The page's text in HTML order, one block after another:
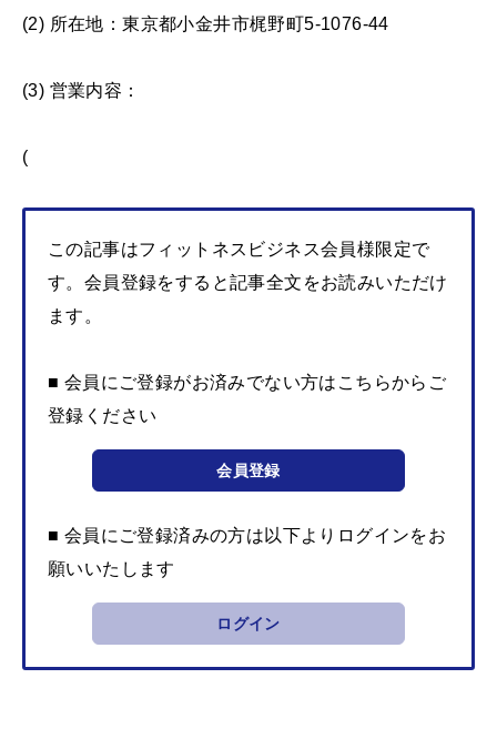
(2) 所在地：東京都小金井市梶野町5-1076-44
(3) 営業内容：
(
この記事はフィットネスビジネス会員様限定で
す。会員登録をすると記事全文をお読みいただけ
ます。
■ 会員にご登録がお済みでない方はこちらからご
登録ください
会員登録
■ 会員にご登録済みの方は以下よりログインをお
願いいたします
ログイン